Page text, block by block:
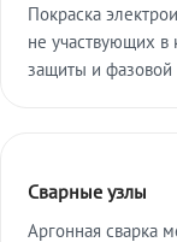
Покраска
не участвующих в
защиты и фазовой
Сварные узлы
Аргонная сварка